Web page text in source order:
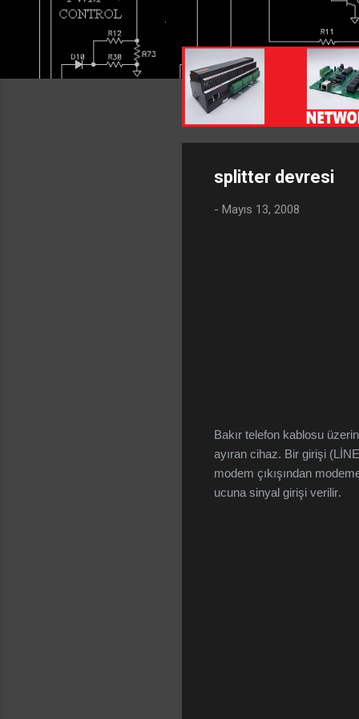
splitter devresi
- Mayıs 13, 2008
Bakır telefon kablosu
ayıran cihaz. Bir girişi
modem çıkışından
ucuna sinyal girişi verilir.